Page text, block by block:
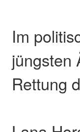
Im
jüngsten
Rettung